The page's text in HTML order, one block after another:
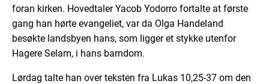
foran kirken. Hovedtaler Yacob Yodorro fortalte at første
gang han hørte evangeliet, var da Olga Handeland
besøkte landsbyen hans, som ligger et stykke utenfor
Hagere Selam, i hans barndom.
Lørdag talte han over teksten fra Lukas 10,25-37 om den